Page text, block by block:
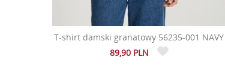
T-shirt damski granatowy 56235-001 NAVY
89,90 PLN